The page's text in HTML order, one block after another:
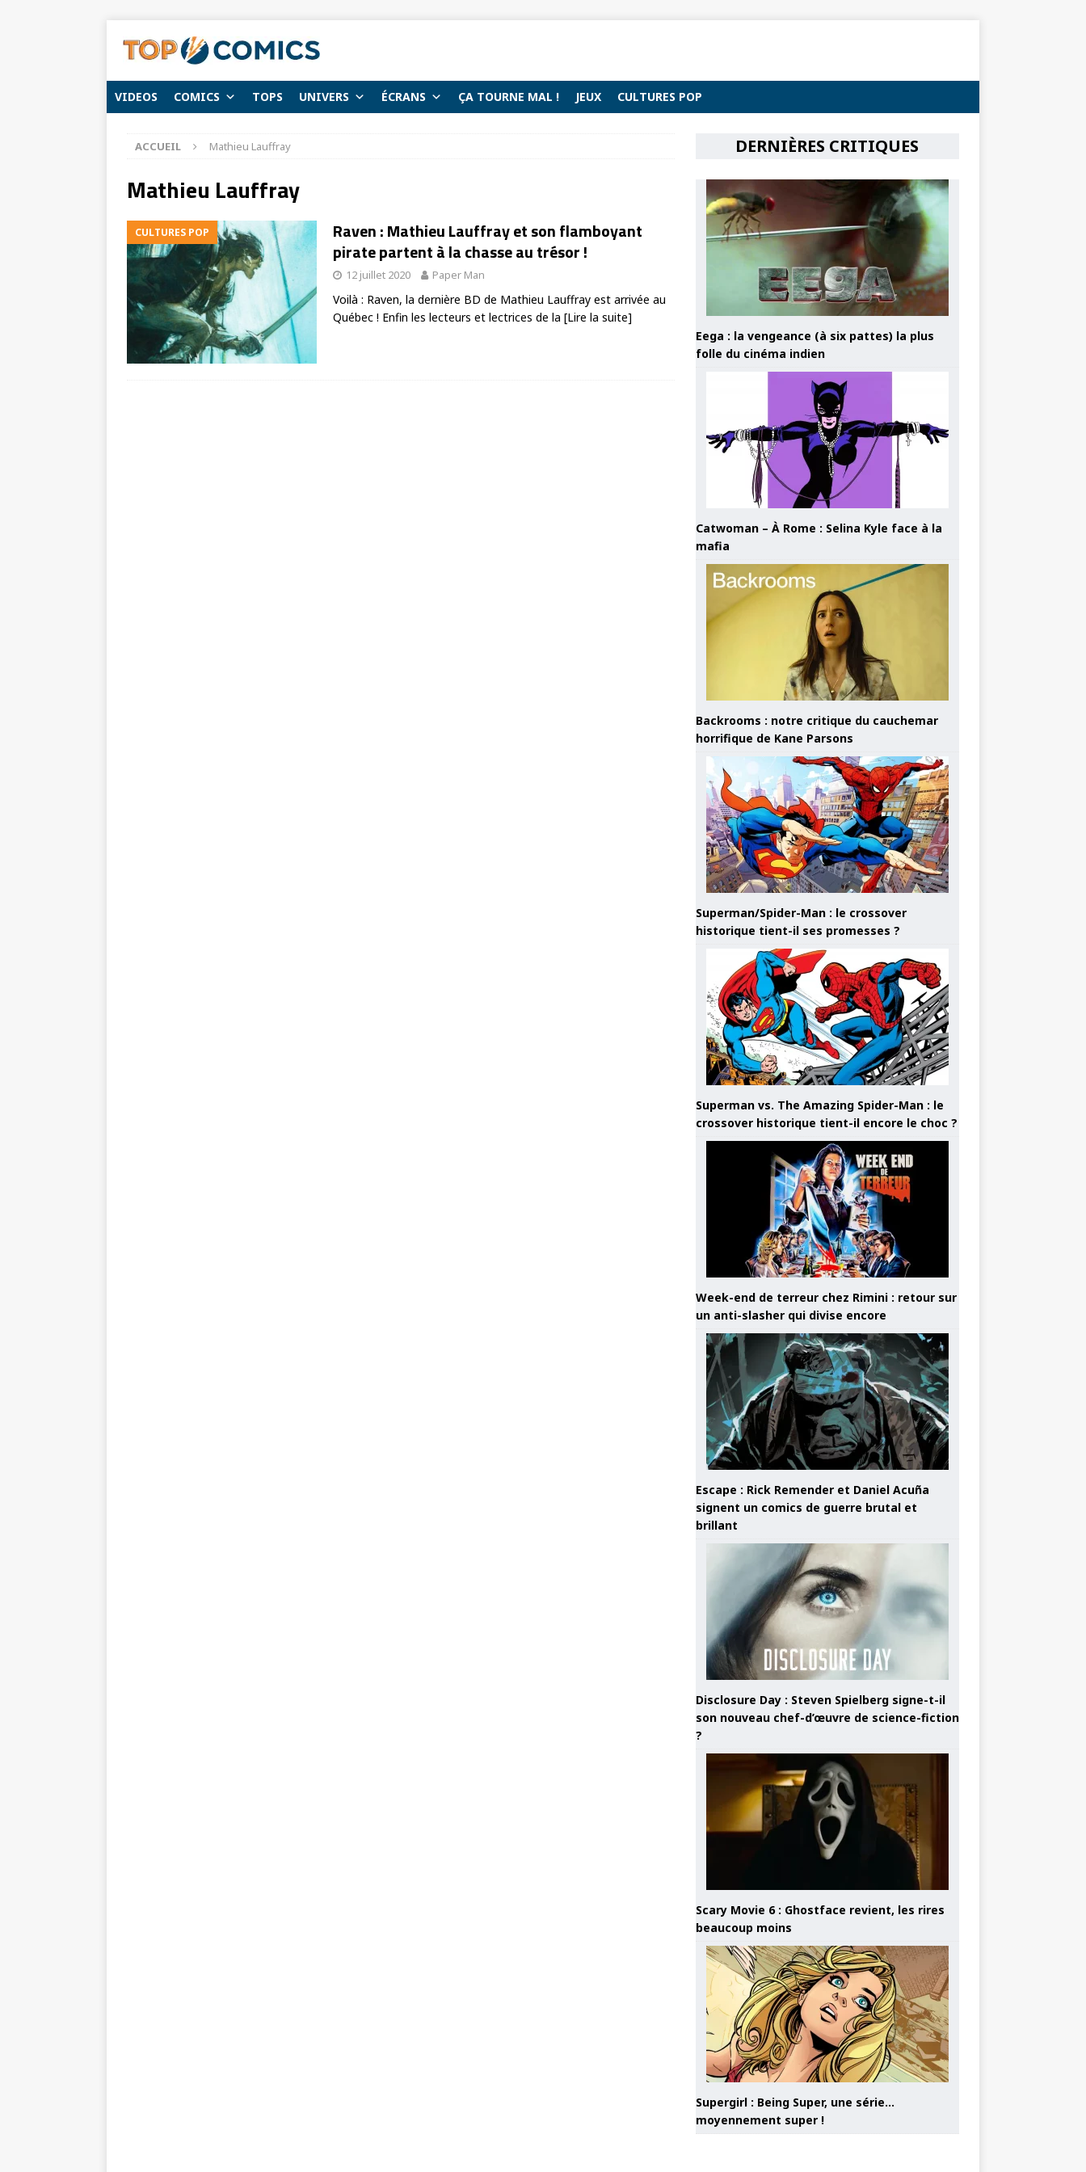
VIDEOS COMICS TOPS UNIVERS ÉCRANS ÇA TOURNE MAL ! JEUX CULTURES POP
ACCUEIL Mathieu Lauffray
Mathieu Lauffray
CULTURES POP
Raven : Mathieu Lauffray et son flamboyant
pirate partent à la chasse au trésor !
12 juillet 2020 Paper Man
Voilà : Raven, la dernière BD de Mathieu Lauffray est arrivée au
Québec ! Enfin les lecteurs et lectrices de la [Lire la suite]
DERNIÈRES CRITIQUES
Eega : la vengeance (à six pattes) la plus
folle du cinéma indien
Catwoman – À Rome : Selina Kyle face à la
mafia
Backrooms : notre critique du cauchemar
horrifique de Kane Parsons
Superman/Spider-Man : le crossover
historique tient-il ses promesses ?
Superman vs. The Amazing Spider-Man : le
crossover historique tient-il encore le choc ?
Week-end de terreur chez Rimini : retour sur
un anti-slasher qui divise encore
Escape : Rick Remender et Daniel Acuña
signent un comics de guerre brutal et
brillant
Disclosure Day : Steven Spielberg signe-t-il
son nouveau chef-d’œuvre de science-fiction
?
Scary Movie 6 : Ghostface revient, les rires
beaucoup moins
Supergirl : Being Super, une série…
moyennement super !